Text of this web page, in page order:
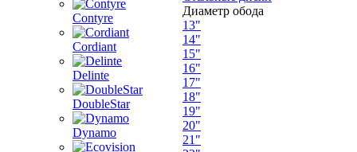
Contyre
Cordiant
Delinte
DoubleStar
Dynamo
Диаметр обода
13"
14"
15"
16"
17"
18"
19"
20"
21"